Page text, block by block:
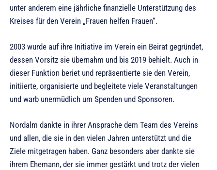
unter anderem eine jährliche finanzielle Unterstützung des
Kreises für den Verein „Frauen helfen Frauen“.
2003 wurde auf ihre Initiative im Verein ein Beirat gegründet,
dessen Vorsitz sie übernahm und bis 2019 behielt. Auch in
dieser Funktion beriet und repräsentierte sie den Verein,
initiierte, organisierte und begleitete viele Veranstaltungen
und warb unermüdlich um Spenden und Sponsoren.
Nordalm dankte in ihrer Ansprache dem Team des Vereins
und allen, die sie in den vielen Jahren unterstützt und die
Ziele mitgetragen haben. Ganz besonders aber dankte sie
ihrem Ehemann, der sie immer gestärkt und trotz der vielen